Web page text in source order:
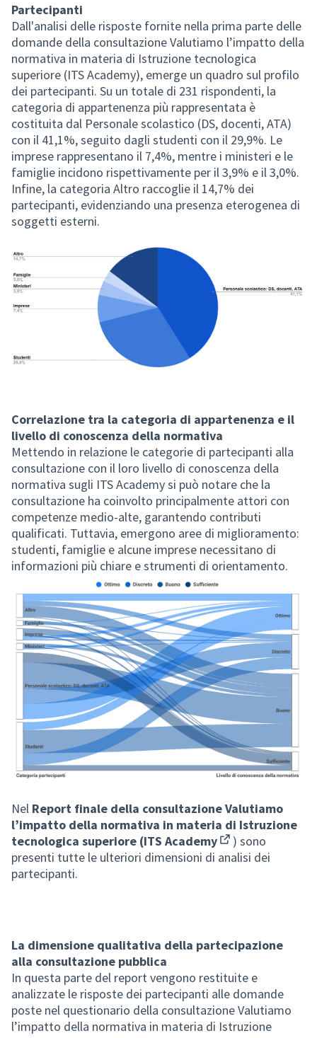
Partecipanti
Dall'analisi delle risposte fornite nella prima parte delle
domande della consultazione Valutiamo l’impatto della
normativa in materia di Istruzione tecnologica
superiore (ITS Academy), emerge un quadro sul profilo
dei partecipanti. Su un totale di 231 rispondenti, la
categoria di appartenenza più rappresentata è
costituita dal Personale scolastico (DS, docenti, ATA)
con il 41,1%, seguito dagli studenti con il 29,9%. Le
imprese rappresentano il 7,4%, mentre i ministeri e le
famiglie incidono rispettivamente per il 3,9% e il 3,0%.
Infine, la categoria Altro raccoglie il 14,7% dei
partecipanti, evidenziando una presenza eterogenea di
soggetti esterni.
Correlazione tra la categoria di appartenenza e il
livello di conoscenza della normativa
Mettendo in relazione le categorie di partecipanti alla
consultazione con il loro livello di conoscenza della
normativa sugli ITS Academy si può notare che la
consultazione ha coinvolto principalmente attori con
competenze medio-alte, garantendo contributi
qualificati. Tuttavia, emergono aree di miglioramento:
studenti, famiglie e alcune imprese necessitano di
informazioni più chiare e strumenti di orientamento.
Nel Report finale della consultazione Valutiamo
l’impatto della normativa in materia di Istruzione
tecnologica superiore (ITS Academy
(Opens in new tab)
) sono
presenti tutte le ulteriori dimensioni di analisi dei
partecipanti.
La dimensione qualitativa della partecipazione
alla consultazione pubblica
In questa parte del report vengono restituite e
analizzate le risposte dei partecipanti alle domande
poste nel questionario della consultazione Valutiamo
l’impatto della normativa in materia di Istruzione